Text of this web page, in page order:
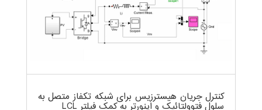
کنترل جریان هیسترزیس برای شبکه تکفاز متصل به
سلول فتوولتائیک و اینورتر به کمک فیلتر LCL